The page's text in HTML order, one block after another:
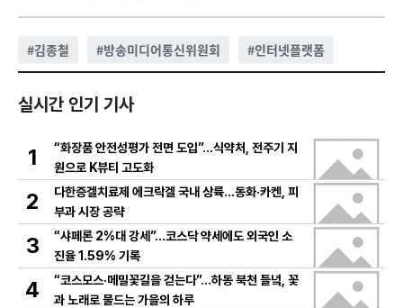
#김종철 #방송미디어통신위원회 #인터넷플랫폼
실시간 인기 기사
1
“화장품 안전성평가 전면 도입”…식약처, 전주기 지
원으로 K뷰티 고도화
2
다한증겔치료제 에크락겔 국내 상륙…동화·카켄, 피
부과 시장 공략
3
“샤페론 2%대 강세”…코스닥 약세에도 외국인 소
진율 1.59% 기록
4
“코스모스·메밀꽃길을 걷는다”…하동 북천 들녘, 꽃
과 노래로 물드는 가을의 하루